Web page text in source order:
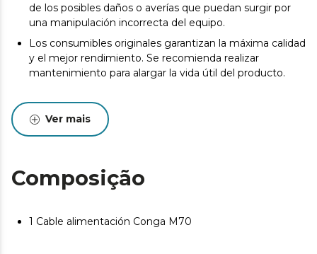
de los posibles daños o averías que puedan surgir por
una manipulación incorrecta del equipo.
Los consumibles originales garantizan la máxima calidad
y el mejor rendimiento. Se recomienda realizar
mantenimiento para alargar la vida útil del producto.
Ver mais
Composição
1 Cable alimentación Conga M70